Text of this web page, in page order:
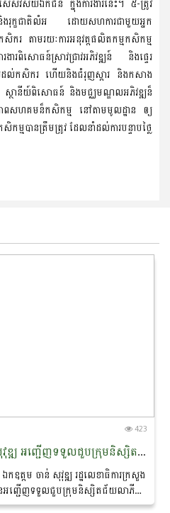
េសវិស័យឯកជន ក្នុងការងារនេះ។ ៥-ត្រូវ
និងរុក្ខជាតិលំអ ដោយសហការជាមួយអ្នក
ករ តាមរយៈការអនុវត្តផលិតកម្មកសិកម្ម
ារពិសោធន៍ស្រាវជ្រាវអភិវឌ្ឍន៍ និងផ្ទេរ
ល់កសិករ ហើយនិងជំរុញស្តារ និងកសាង
ាន ស្ថានីយ៍ពិសោធន៍ និងមជ្ឈមណ្ឌលអភិវឌ្ឍន៏
ាពសហគមន៏កសិកម្ម នៅតាមមូលដ្ឋាន ឲ្យ
ម្មបានត្រឹមត្រូវ ដែលនាំដល់ការបន្ទាបថ្លៃ
423
ឯកឧត្តមរដ្ឋលេខាធិការ ចាន់ សុវុឌ្ឍ អញ្ជើញទទួលជួបក្រុមនិស្សិតជ័យលាភីអាហារូបករណ៍ក្នុងកម្មវិធីរដ្ឋាភិបាលប្រទេសហុងគ្រី​ រដ្ឋាភិបាលសាធារណរដ្ឋឆែក​ និងសហភាពអឺរ៉ុប
ឧត្តម ចាន់ សុវុឌ្ឍ រដ្ឋលេខាធិការក្រសួង
នអញ្ជេីញទទួលជួបក្រុមនិស្សិតជ័យលាភី
រទេសហុងគ្រី​...